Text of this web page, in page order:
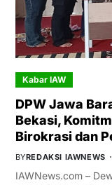
Kabar IAW
DPW Jawa
Bekasi,
Birokrasi dan
BYREDAKSI IAWNEWS
IAWNews.com –